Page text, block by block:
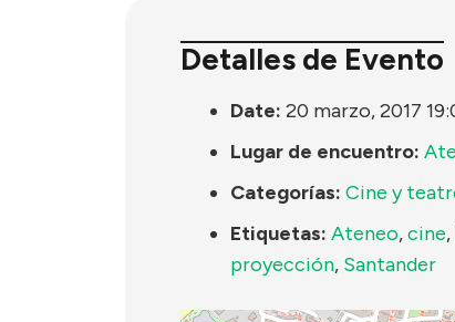
Detalles de Evento
Date: 20 marzo, 2017
Lugar de encuentro:
Categorías: Cine y
Etiquetas: Ateneo,cine,
proyección, Santander